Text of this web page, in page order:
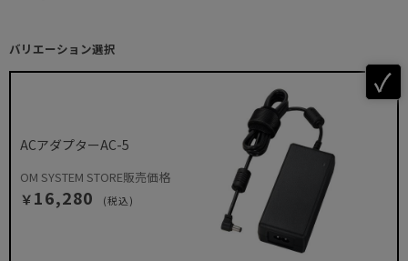
バリエーション選択
ACアダプターAC-5
OM SYSTEM STORE販売価格
￥16,280 (税込)